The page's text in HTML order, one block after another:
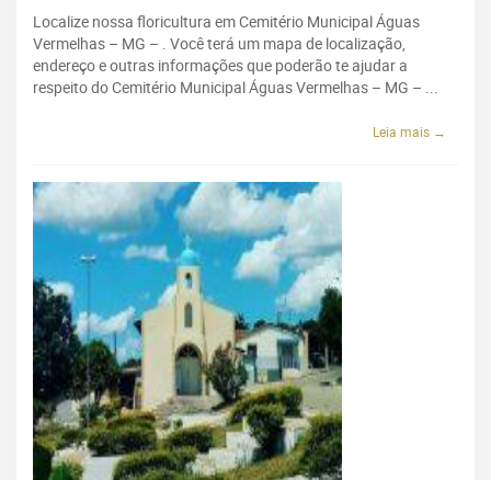
Localize nossa floricultura em Cemitério Municipal Águas
Vermelhas – MG – . Você terá um mapa de localização,
endereço e outras informações que poderão te ajudar a
respeito do Cemitério Municipal Águas Vermelhas – MG – ...
Leia mais →